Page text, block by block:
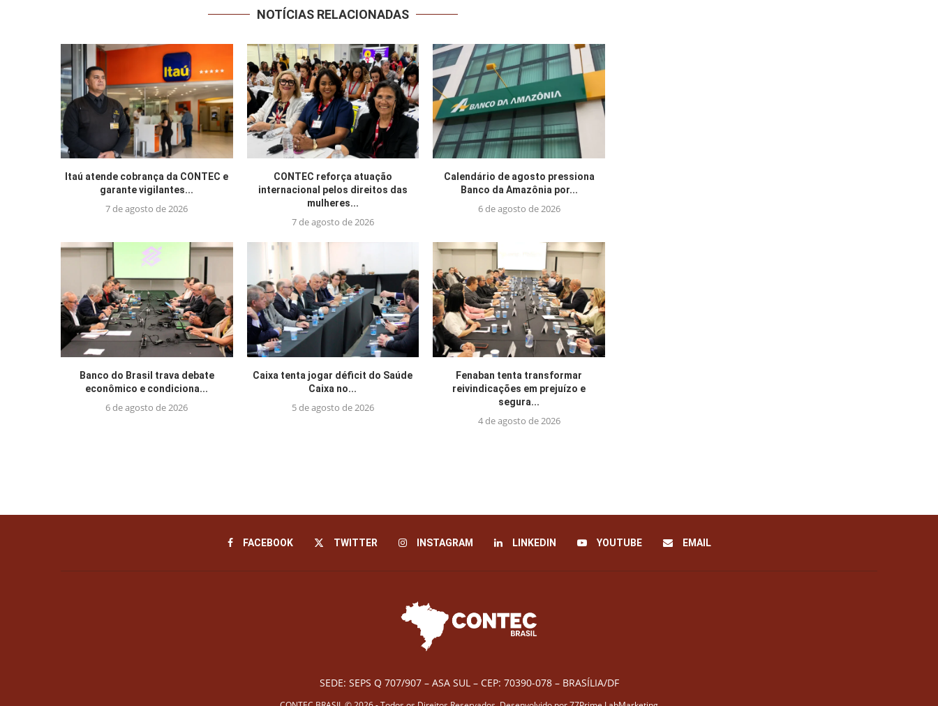
NOTÍCIAS RELACIONADAS
Itaú atende cobrança da CONTEC e
garante vigilantes...
7 de agosto de 2026
CONTEC reforça atuação
internacional pelos direitos das
mulheres...
7 de agosto de 2026
Calendário de agosto pressiona
Banco da Amazônia por...
6 de agosto de 2026
Banco do Brasil trava debate
econômico e condiciona...
6 de agosto de 2026
Caixa tenta jogar déficit do Saúde
Caixa no...
5 de agosto de 2026
Fenaban tenta transformar
reivindicações em prejuízo e
segura...
4 de agosto de 2026
FACEBOOK TWITTER INSTAGRAM LINKEDIN YOUTUBE EMAIL
SEDE: SEPS Q 707/907 – ASA SUL – CEP: 70390-078 – BRASÍLIA/DF